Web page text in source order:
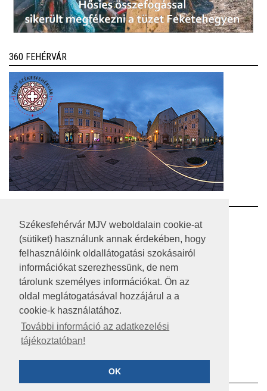
Székesfehérvár MJV weboldalain cookie-at
(sütiket) használunk annak érdekében, hogy
felhasználóink oldallátogatási szokásairól
információkat szerezhessünk, de nem
tárolunk személyes információkat. Ön az
oldal meglátogatásával hozzájárul a a
cookie-k használatához.
További információ az adatkezelési
tájékoztatóban!
OK
360 FEHÉRVÁR
RSS
A HONLAP 2017.03.31-I ÁLLAPOTA
JOGI NYILATKOZAT
IMPRESSZUM
KÖZÉRDEKŰ ADATOK